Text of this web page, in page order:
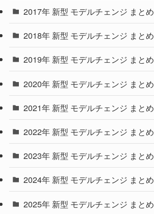
(4)
(30)
(27)
(33)
(10)
(35)
(10)
(9)
(22)
(4)
(9)
2017年 新型 モデルチェンジ まとめ
2018年 新型 モデルチェンジ まとめ
2019年 新型 モデルチェンジ まとめ
2020年 新型 モデルチェンジ まとめ
2021年 新型 モデルチェンジ まとめ
2022年 新型 モデルチェンジ まとめ
2023年 新型 モデルチェンジ まとめ
2024年 新型 モデルチェンジ まとめ
2025年 新型 モデルチェンジ まとめ